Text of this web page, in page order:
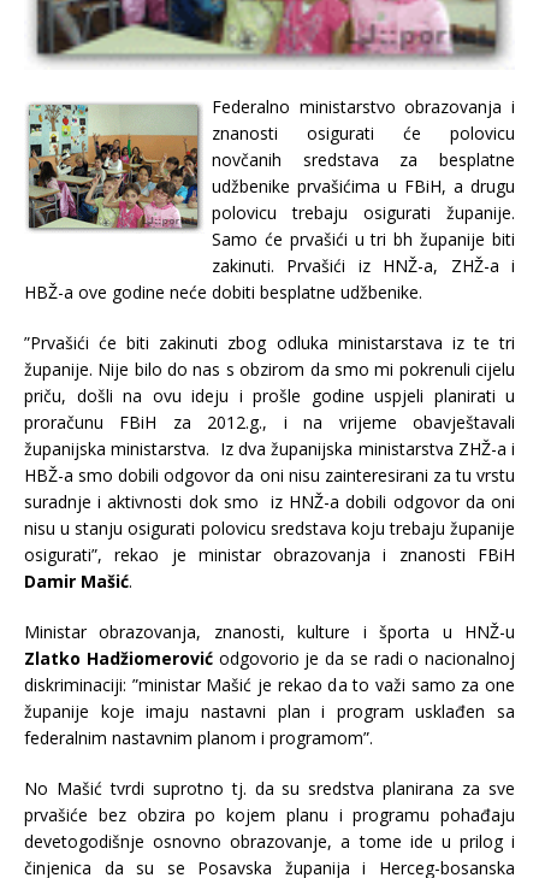
Federalno ministarstvo obrazovanja i
znanosti osigurati će polovicu
novčanih sredstava za besplatne
udžbenike prvašićima u FBiH, a drugu
polovicu trebaju osigurati županije.
Samo će prvašići u tri bh županije biti
zakinuti. Prvašići iz HNŽ-a, ZHŽ-a i
HBŽ-a ove godine neće dobiti besplatne udžbenike.
”Prvašići će biti zakinuti zbog odluka ministarstava iz te tri
županije. Nije bilo do nas s obzirom da smo mi pokrenuli cijelu
priču, došli na ovu ideju i prošle godine uspjeli planirati u
proračunu FBiH za 2012.g., i na vrijeme obavještavali
županijska ministarstva. Iz dva županijska ministarstva ZHŽ-a i
HBŽ-a smo dobili odgovor da oni nisu zainteresirani za tu vrstu
suradnje i aktivnosti dok smo iz HNŽ-a dobili odgovor da oni
nisu u stanju osigurati polovicu sredstava koju trebaju županije
osigurati”, rekao je ministar obrazovanja i znanosti FBiH
Damir Mašić.
Ministar obrazovanja, znanosti, kulture i športa u HNŽ-u
Zlatko Hadžiomerovićodgovorio je da se radi o nacionalnoj
diskriminaciji: ”ministar Mašić je rekao da to važi samo za one
županije koje imaju nastavni plan i program usklađen sa
federalnim nastavnim planom i programom”.
No Mašić tvrdi suprotno tj. da su sredstva planirana za sve
prvašiće bez obzira po kojem planu i programu pohađaju
devetogodišnje osnovno obrazovanje, a tome ide u prilog i
činjenica da su se Posavska županija i Herceg-bosanska